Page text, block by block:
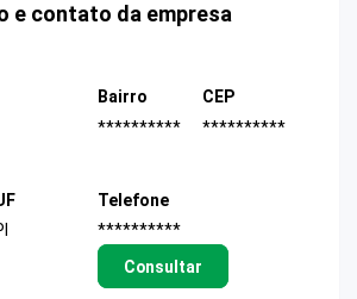
e contato da empresa
Bairro
**********
CEP
**********
Telefone
**********
Consultar